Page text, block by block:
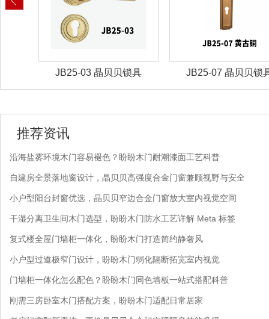
JB25-03 晶贝贝锁具 JB25-07 晶贝贝锁
推荐资讯
沿海盐雾环境木门容易褪色？盼盼木门耐潮漆面工艺科普
自建房全景落地窗设计，晶贝贝高强度合金门窗兼顾视野与安全
小户型阳台封窗优选，晶贝贝窄边合金门窗放大室内视觉空间
干湿分离卫生间木门选型，盼盼木门防水工艺详解 Meta 标签
复式楼全屋门墙柜一体化，盼盼木门打造简约静奢风
小户型过道极窄门设计，盼盼木门弱化隔断拓宽室内视觉
门墙柜一体化怎么配色？盼盼木门同色墙板一站式搭配科普
刚需三房卧室木门搭配方案，盼盼木门适配日常居家